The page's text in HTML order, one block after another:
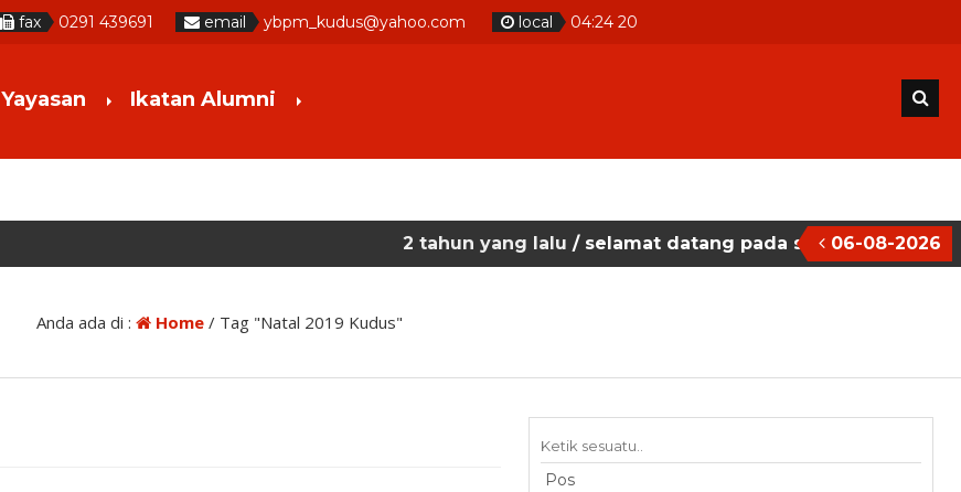
fax 0291 439691 email ybpm_kudus@yahoo.com local 04:24 21
Yayasan Ikatan Alumni
06-08-2026
2 tahun yang lalu/ selamat datang pada situs website sekolah masehi
Anda ada di : Home / Tag "Natal 2019 Kudus"